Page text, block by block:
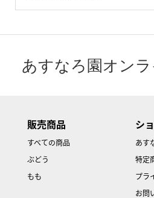
あすなろ園オン
販売商品
すべての商品
ぶどう
もも
シ
あす
特定
プラ
お問